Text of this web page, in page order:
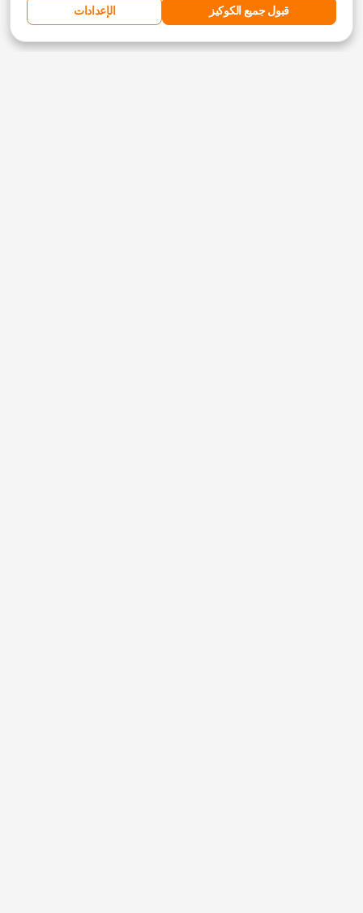
قبول جميع الكوكيز الإعدادات